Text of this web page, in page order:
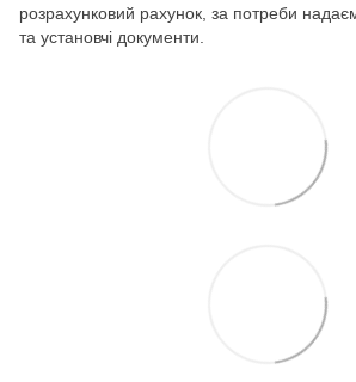
розрахунковий рахунок, за потреби
та установчі документи.